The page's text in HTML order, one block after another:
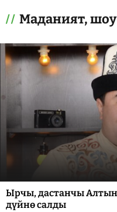
Маданият,
Ырчы, дастанчы
дүйнө салды